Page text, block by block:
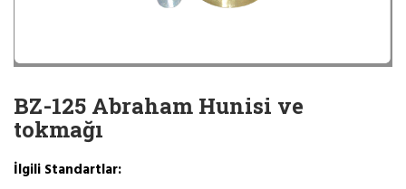
BZ-125 Abraham Hunisi ve
tokmağı
İlgili Standartlar: